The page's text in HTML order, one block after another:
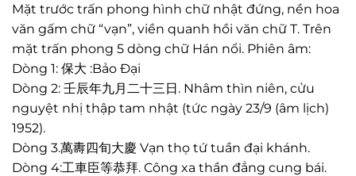
Mặt trước trấn phong hình chữ nhật đứng, nền hoa
văn gấm chữ “vạn”, viền quanh hồi văn chữ T. Trên
mặt trấn phong 5 dòng chữ Hán nổi. Phiên âm:
Dòng 1: 保大 :Bảo Đại
Dòng 2: 壬辰年九月二十三日. Nhâm thìn niên, cửu
nguyệt nhị thập tam nhật (tức ngày 23/9 (âm lịch)
1952).
Dòng 3.萬夀四旬大慶 Vạn thọ tứ tuần đại khánh.
Dòng 4:工車臣等恭拜. Công xa thần đẳng cung bái.